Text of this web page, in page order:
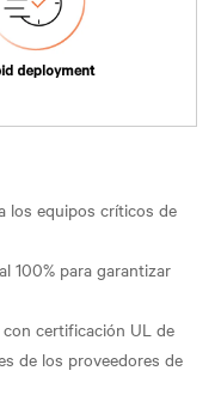
los equipos críticos de
100% para garantizar
certificación UL de
de los proveedores de